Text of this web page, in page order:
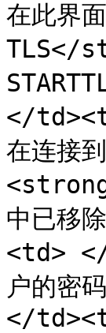
在此界
TLS</
</
在连接
中已移
<td>
户的密
</